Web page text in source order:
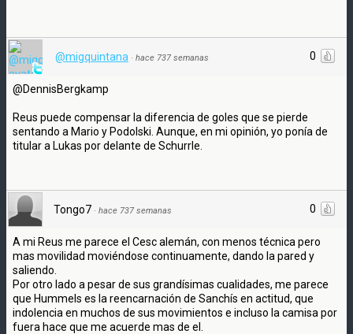
0
@migquintana · hace 737 semanas
@DennisBergkamp
Reus puede compensar la diferencia de goles que se pierde
sentando a Mario y Podolski. Aunque, en mi opinión, yo ponía de
titular a Lukas por delante de Schurrle.
0
Tongo7 · hace 737 semanas
A mi Reus me parece el Cesc alemán, con menos técnica pero
mas movilidad moviéndose continuamente, dando la pared y
saliendo.
Por otro lado a pesar de sus grandísimas cualidades, me parece
que Hummels es la reencarnación de Sanchís en actitud, que
indolencia en muchos de sus movimientos e incluso la camisa por
fuera hace que me acuerde mas de el.